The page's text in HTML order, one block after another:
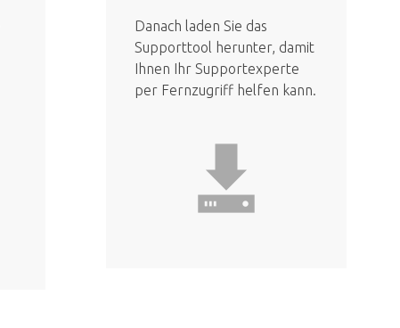
Danach laden Sie das
Supporttool herunter, damit
Ihnen Ihr Supportexperte
per Fernzugriff helfen kann.